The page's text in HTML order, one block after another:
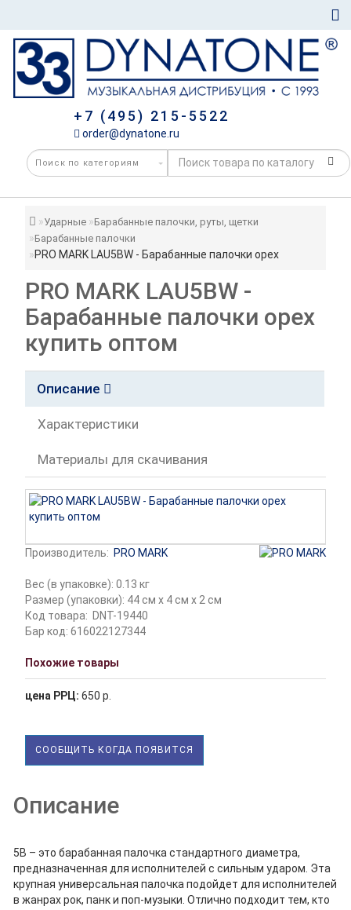
+7 (495) 215-5522
order@dynatone.ru
Ударные
Барабанные палочки, руты, щетки
Барабанные палочки
PRO MARK LAU5BW - Барабанные палочки орех
PRO MARK LAU5BW -
Барабанные палочки орех
купить оптом
Описание
Характеристики
Материалы для скачивания
Производитель: PRO MARK
Вес (в упаковке): 0.13 кг
Размер (упаковки): 44 см x 4 см x 2 см
Код товара: DNT-19440
Бар код: 616022127344
Похожие товары
цена РРЦ: 650 р.
СООБЩИТЬ КОГДА ПОЯВИТСЯ
Описание
5B – это барабанная палочка стандартного диаметра,
предназначенная для исполнителей с сильным ударом. Эта
крупная универсальная палочка подойдет для исполнителей
в жанрах рок, панк и поп-музыки. Отлично подходит тем, кто